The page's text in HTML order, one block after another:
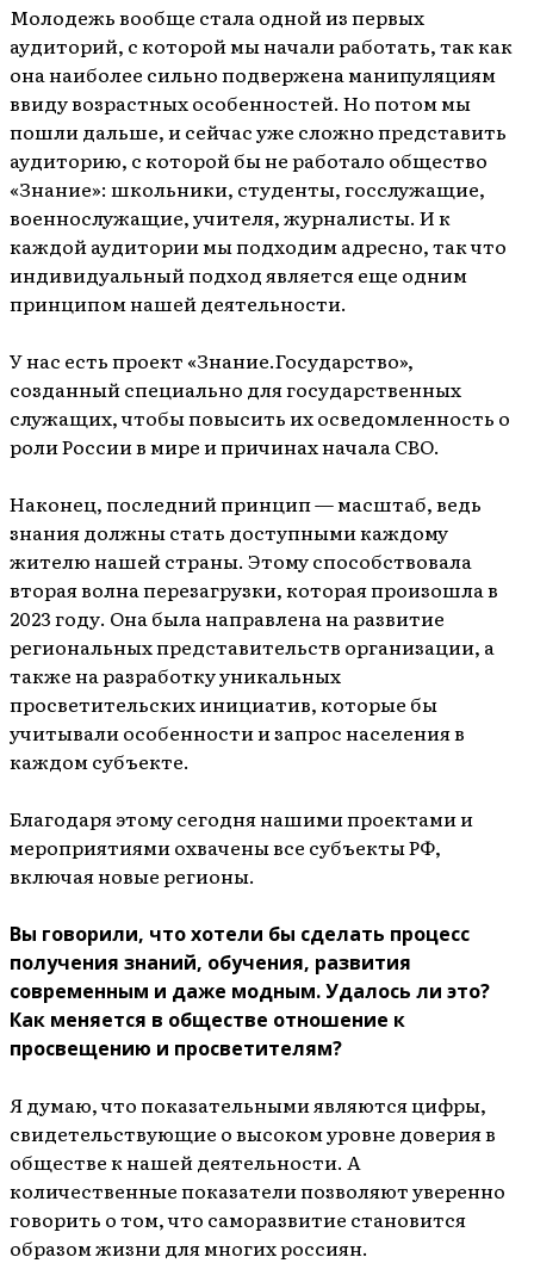
Молодежь вообще стала одной из первых
аудиторий, с которой мы начали работать, так как
она наиболее сильно подвержена манипуляциям
ввиду возрастных особенностей. Но потом мы
пошли дальше, и сейчас уже сложно представить
аудиторию, с которой бы не работало общество
«Знание»: школьники, студенты, госслужащие,
военнослужащие, учителя, журналисты. И к
каждой аудитории мы подходим адресно, так что
индивидуальный подход является еще одним
принципом нашей деятельности.
У нас есть проект «Знание.Государство»,
созданный специально для государственных
служащих, чтобы повысить их осведомленность о
роли России в мире и причинах начала СВО.
Наконец, последний принцип — масштаб, ведь
знания должны стать доступными каждому
жителю нашей страны. Этому способствовала
вторая волна перезагрузки, которая произошла в
2023 году. Она была направлена на развитие
региональных представительств организации, а
также на разработку уникальных
просветительских инициатив, которые бы
учитывали особенности и запрос населения в
каждом субъекте.
Благодаря этому сегодня нашими проектами и
мероприятиями охвачены все субъекты РФ,
включая новые регионы.
Вы говорили, что хотели бы сделать процесс
получения знаний, обучения, развития
современным и даже модным. Удалось ли это?
Как меняется в обществе отношение к
просвещению и просветителям?
Я думаю, что показательными являются цифры,
свидетельствующие о высоком уровне доверия в
обществе к нашей деятельности. А
количественные показатели позволяют уверенно
говорить о том, что саморазвитие становится
образом жизни для многих россиян.